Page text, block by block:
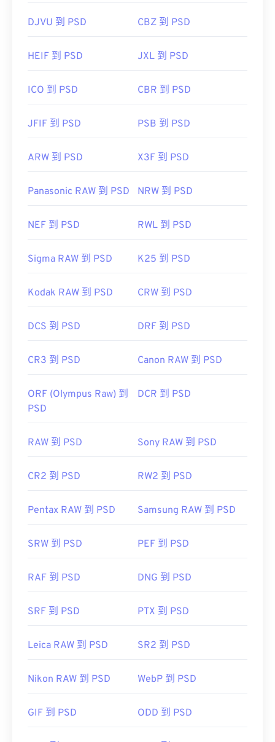
DJVU 到 PSD CBZ 到 PSD
HEIF 到 PSD JXL 到 PSD
ICO 到 PSD CBR 到 PSD
JFIF 到 PSD PSB 到 PSD
ARW 到 PSD X3F 到 PSD
Panasonic RAW 到 PSD NRW 到 PSD
NEF 到 PSD RWL 到 PSD
Sigma RAW 到 PSD K25 到 PSD
Kodak RAW 到 PSD CRW 到 PSD
DCS 到 PSD DRF 到 PSD
CR3 到 PSD Canon RAW 到 PSD
ORF (Olympus Raw) 到
PSD
DCR 到 PSD
RAW 到 PSD Sony RAW 到 PSD
CR2 到 PSD RW2 到 PSD
Pentax RAW 到 PSD Samsung RAW 到 PSD
SRW 到 PSD PEF 到 PSD
RAF 到 PSD DNG 到 PSD
SRF 到 PSD PTX 到 PSD
Leica RAW 到 PSD SR2 到 PSD
Nikon RAW 到 PSD WebP 到 PSD
GIF 到 PSD ODD 到 PSD